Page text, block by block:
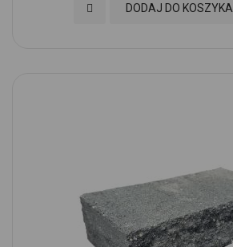
DODAJ DO KOSZYKA
Dodaj do Ulubionych